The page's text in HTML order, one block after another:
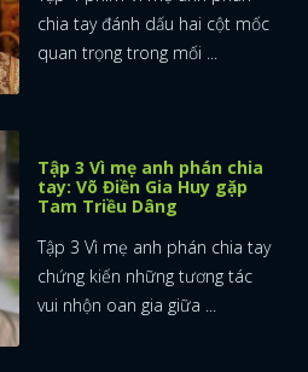
chia tay đánh dấu hai cột mốc
quan trọng trong mối ...
Tập 3 Vì mẹ anh phán chia
tay: Võ Điền Gia Huy gặp
Tam Triều Dâng
Tập 3 Vì mẹ anh phán chia tay
chứng kiến những tương tác
vui nhộn oan gia giữa ...